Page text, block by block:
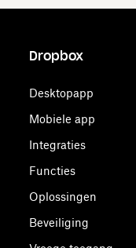
Dropbox
Desktopapp
Mobiele app
Integraties
Functies
Oplossingen
Beveiliging